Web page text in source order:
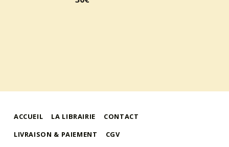
ACCUEIL LA LIBRAIRIE
CONTACT
LIVRAISON & PAIEMENT
CGV